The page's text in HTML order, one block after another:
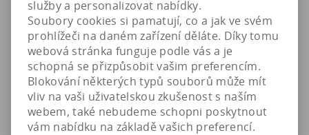
D-D Reef-Pro 900 - akvarijní set, barva driftwood concrete
(225+65L)
39 990 Kč
33 049,60 Kč (bez DPH)
DDRPA900/DC
Skladem
Koupit
služby a personalizovat nabídky.
Soubory cookies si pamatují, co a jak ve svém
prohlížeči na daném zařízení děláte. Díky tomu
webová stránka funguje podle vás a je
schopná se přizpůsobit vašim preferencím.
Blokování některých typů souborů může mít
vliv na vaši uživatelskou zkušenost s naším
webem, také nebudeme schopni poskytnout
vám nabídku na základě vašich preferencí.